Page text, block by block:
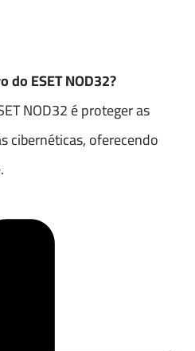
do ESET NOD32?
NOD32 é proteger as
cibernéticas, oferecendo